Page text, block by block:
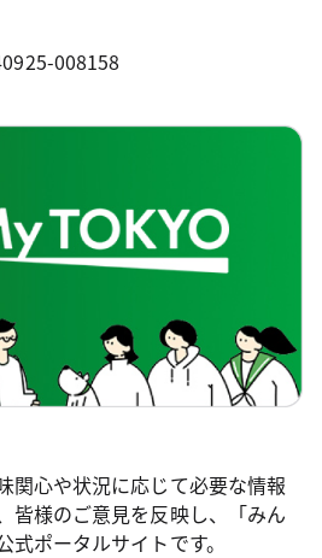
008158
関心や状況に応じて必要な情報
皆様のご意見を反映し、「みん
ポータルサイトです。